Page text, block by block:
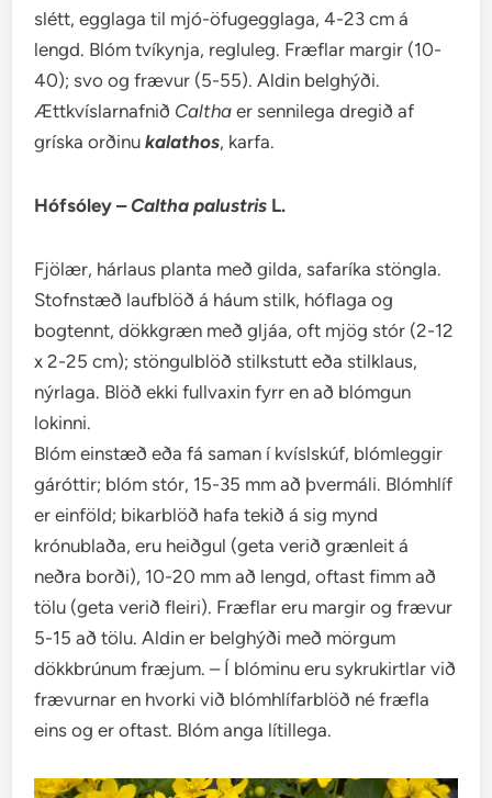
slétt, egglaga til mjó-öfugegglaga, 4-23 cm á
lengd. Blóm tvíkynja, regluleg. Fræflar margir (10-
40); svo og frævur (5-55). Aldin belghýði.
Ættkvíslarnafnið Caltha er sennilega dregið af
gríska orðinukalathos, karfa.
Hófsóley –Caltha palustris L.
Fjölær, hárlaus planta með gilda, safaríka stöngla.
Stofnstæð laufblöð á háum stilk, hóflaga og
bogtennt, dökkgræn með gljáa, oft mjög stór (2-12
x 2-25 cm); stöngulblöð stilkstutt eða stilklaus,
nýrlaga. Blöð ekki fullvaxin fyrr en að blómgun
lokinni.
Blóm einstæð eða fá saman í kvíslskúf, blómleggir
gáróttir; blóm stór, 15-35 mm að þvermáli. Blómhlíf
er einföld; bikarblöð hafa tekið á sig mynd
krónublaða, eru heiðgul (geta verið grænleit á
neðra borði), 10-20 mm að lengd, oftast fimm að
tölu (geta verið fleiri). Fræflar eru margir og frævur
5-15 að tölu. Aldin er belghýði með mörgum
dökkbrúnum fræjum. – Í blóminu eru sykrukirtlar við
frævurnar en hvorki við blómhlífarblöð né fræfla
eins og er oftast. Blóm anga lítillega.